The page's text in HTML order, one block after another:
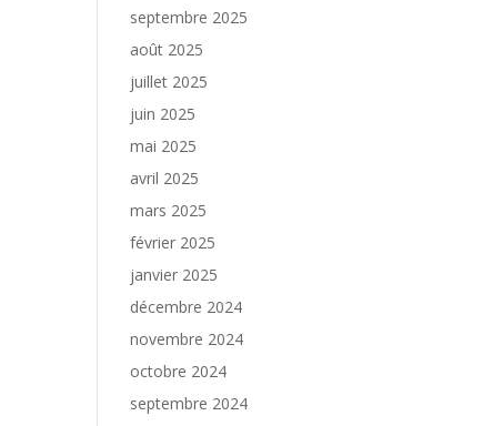
septembre 2025
août 2025
juillet 2025
juin 2025
mai 2025
avril 2025
mars 2025
février 2025
janvier 2025
décembre 2024
novembre 2024
octobre 2024
septembre 2024